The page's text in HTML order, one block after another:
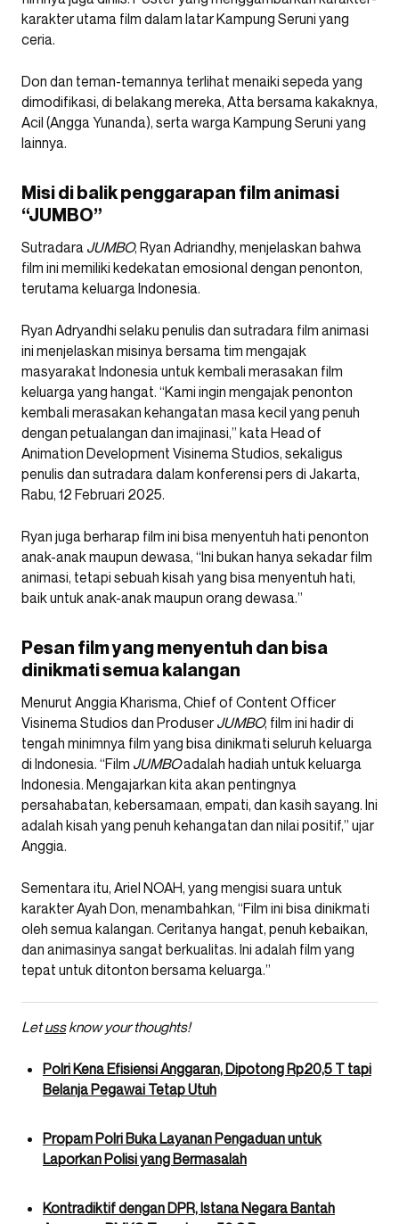
karakter utama film dalam latar Kampung Seruni yang
ceria.
Don dan teman-temannya terlihat menaiki sepeda yang
dimodifikasi, di belakang mereka, Atta bersama kakaknya,
Acil (Angga Yunanda), serta warga Kampung Seruni yang
lainnya.
Misi di balik penggarapan film animasi
“JUMBO”
Sutradara JUMBO, Ryan Adriandhy, menjelaskan bahwa
film ini memiliki kedekatan emosional dengan penonton,
terutama keluarga Indonesia.
Ryan Adryandhi selaku penulis dan sutradara film animasi
ini menjelaskan misinya bersama tim mengajak
masyarakat Indonesia untuk kembali merasakan film
keluarga yang hangat. “Kami ingin mengajak penonton
kembali merasakan kehangatan masa kecil yang penuh
dengan petualangan dan imajinasi,” kata Head of
Animation Development Visinema Studios, sekaligus
penulis dan sutradara dalam konferensi pers di Jakarta,
Rabu, 12 Februari 2025.
Ryan juga berharap film ini bisa menyentuh hati penonton
anak-anak maupun dewasa, “Ini bukan hanya sekadar film
animasi, tetapi sebuah kisah yang bisa menyentuh hati,
baik untuk anak-anak maupun orang dewasa.”
Pesan film yang menyentuh dan bisa
dinikmati semua kalangan
Menurut Anggia Kharisma, Chief of Content Officer
Visinema Studios dan Produser JUMBO, film ini hadir di
tengah minimnya film yang bisa dinikmati seluruh keluarga
di Indonesia. “Film JUMBOadalah hadiah untuk keluarga
Indonesia. Mengajarkan kita akan pentingnya
persahabatan, kebersamaan, empati, dan kasih sayang. Ini
adalah kisah yang penuh kehangatan dan nilai positif,” ujar
Anggia.
Sementara itu, Ariel NOAH, yang mengisi suara untuk
karakter Ayah Don, menambahkan, “Film ini bisa dinikmati
oleh semua kalangan. Ceritanya hangat, penuh kebaikan,
dan animasinya sangat berkualitas. Ini adalah film yang
tepat untuk ditonton bersama keluarga.”
Letussknow your thoughts!
Polri Kena Efisiensi Anggaran, Dipotong Rp20,5 T tapi
Belanja Pegawai Tetap Utuh
Propam Polri Buka Layanan Pengaduan untuk
Laporkan Polisi yang Bermasalah
Kontradiktif dengan DPR, Istana Negara Bantah